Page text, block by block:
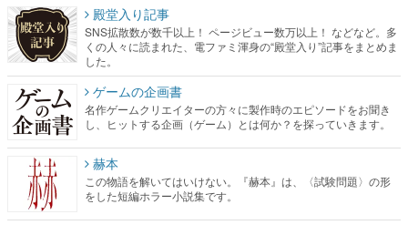
殿堂入り記事
SNS拡散数が数千以上！ ページビュー数万以上！ などなど。多
くの人々に読まれた、電ファミ渾身の“殿堂入り”記事をまとめま
した。
ゲームの企画書
名作ゲームクリエイターの方々に製作時のエピソードをお聞き
し、ヒットする企画（ゲーム）とは何か？を探っていきます。
赫本
この物語を解いてはいけない。『赫本』は、〈試験問題〉の形
をした短編ホラー小説集です。